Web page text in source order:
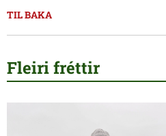
TIL BAKA
Fleiri fréttir